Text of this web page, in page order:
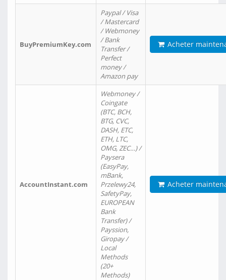
BuyPremiumKey.com
Paypal / Visa
/ Mastercard
/ Webmoney
/ Bank
Transfer /
Perfect
money /
Amazon pay
Acheter
AccountInstant.com
Webmoney /
Coingate
(BTC, BCH,
BTG, CVC,
DASH, ETC,
ETH, LTC,
OMG, ZEC…) /
Paysera
(EasyPay,
mBank,
Przelewy24,
SafetyPay,
EUROPEAN
Bank
Transfer) /
Payssion,
Giropay /
Local
Methods
(20+
Methods)
Acheter